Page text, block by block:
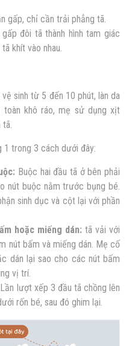
gấp, chỉ cần trải phẳng tã.
đôi tã thành hình tam giác
khít vào nhau.
sinh từ 5 đến 10 phút, làn da
toàn khô ráo, mẹ sử dụng xịt
1 trong 3 cách dưới đây:
Buộc hai đầu tã ở bên phải
nút buộc nằm trước bụng bé.
sinh dục và cột lại với phần
hoặc miếng dán: tã vải với
nút bấm và miếng dán. Mẹ cố
dán lại sao cho các nút bấm
vị trí.
Lần lượt xếp 3 đầu tã chồng lên
rốn bé, sau đó ghim lại.